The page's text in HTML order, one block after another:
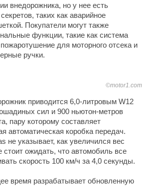
внедорожника, но у нее есть
таких как аварийное
Покупатели могут также
функции, такие как система
для моторного отсека и
ручки.
©motor1.com
приводится 6,0-литровым W12
сил и 900 ньютон-метров
пару которому составляет
автоматическая коробка передач.
не указывает, как увеличился вес
стоит ожидать, что автомобиль все
скорость 100 км/ч за 4,0 секунды.
время разрабатывает обновленную